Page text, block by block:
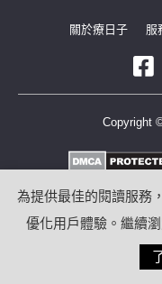
關於療日子 服
Copyright
為提供最佳的閱讀服務
優化用戶體驗。繼續